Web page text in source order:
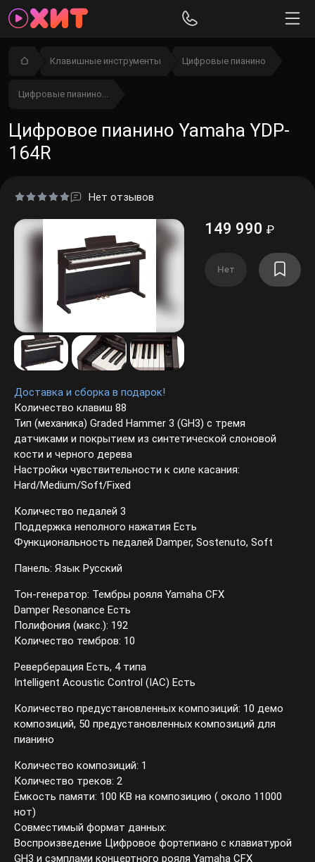
Клавишные инструменты Цифровые пианино
Цифровые пианино...
Цифровое пианино Yamaha YDP-
164R
Нет отзывов
149 990 ₽
Нет
Доставка и сборка в подарок!
Количество клавиш 88
Тип (механика) Graded Hammer 3 (GH3) с тремя
датчиками и покрытием из синтетической слоновой
кости и черного дерева
Настройки чувствительности к силе касания:
Hard/Medium/Soft/Fixed
Количество педалей 3
Поддержка неполного нажатия Есть
Функциональность педалей Damper, Sostenuto, Soft
Панель: Язык Русский
Тон-генератор: Тембры рояля Yamaha CFX
Damper Resonance Есть
Полифония (макс.): 192
Количество тембров: 10
Реверберация Есть, 4 типа
Intelligent Acoustic Control (IAC) Есть
Количество предустановленных композиций: 10 демо
композиций, 50 предустановленных композиций для
пианино
Количество композиций: 1
Количество треков: 2
Ёмкость памяти: 100 KB на композицию ( около 11000
нот)
Совместимый формат данных:
Воспроизведение Цифровое фортепиано с клавиатурой
GH3 и сэмплами концертного рояля Yamaha CFX